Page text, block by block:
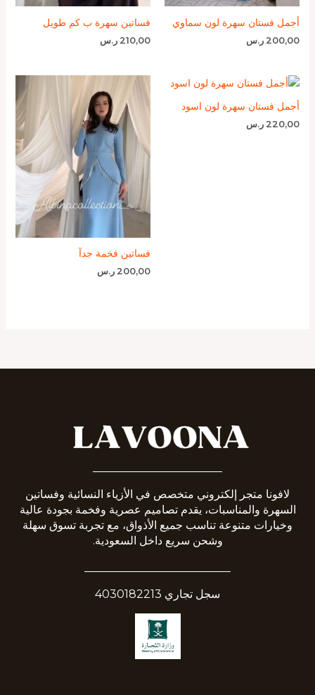
أجمل فستان سهرة لون سماوي
200,00 ر.س
فساتين سهرة ب كم طويل
210,00 ر.س
أجمل فستان سهرة لون اسود
220,00 ر.س
فساتين فخمة جدآ
200,00 ر.س
لافونا متجر إلكتروني متخصص في الأزياء النسائية وفساتين
السهرة والمناسبات، يقدم تصاميم عصرية وفخمة بجودة عالية
وخيارات متنوعة تناسب جميع الأذواق، مع تجربة تسوق سهلة
وشحن سريع داخل السعودية.
سجل تجاري 4030182213